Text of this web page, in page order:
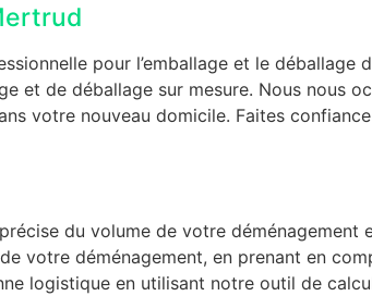
pour l’emballage et le déballage
et de déballage sur mesure. Nous nous
votre nouveau domicile. Faites
du volume de votre déménagement
votre déménagement, en prenant en
logistique en utilisant notre outil de